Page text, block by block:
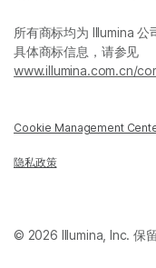
所有商标均为 Illumina 公
具体商标信息，请参见
www.illumina.com.cn/
Cookie Management
隐私政策
© 2026 Illumina, Inc. 保